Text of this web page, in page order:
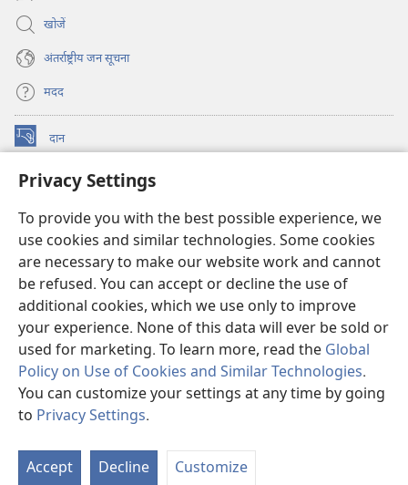
Privacy Settings
To provide you with the best possible experience, we
use cookies and similar technologies. Some cookies
are necessary to make our website work and cannot
be refused. You can accept or decline the use of
additional cookies, which we use only to improve
your experience. None of this data will ever be sold or
used for marketing. To learn more, read the Global
Policy on Use of Cookies and Similar Technologies.
You can customize your settings at any time by going
to Privacy Settings.
Accept Decline Customize
खोजें
अंतर्राष्ट्रीय जन सूचना
मदद
दान
(opens
window)
वॉचटावर ऑनलाइन लाइब्रेरी
new
window)JW Hub ®
(opens
new
window)JW लाइब्रेरी ऐप
Copyright© 2026 Watch Tower Bible and Tract Society of Pennsylvania.
इस्तेमाल की शर्तें